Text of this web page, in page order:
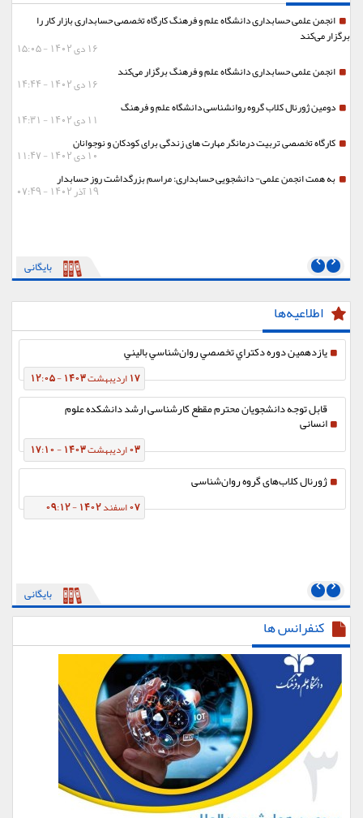
انجمن علمی حسابداری دانشگاه علم و فرهنگ کارگاه تخصصی حسابداری بازار کار را
برگزار می‌کند
16 دی 1402 - 15:05
انجمن علمی حسابداری دانشگاه علم و فرهنگ برگزار می‌کند
16 دی 1402 - 14:44
دومین ژورنال کلاب گروه روانشناسی دانشگاه علم و فرهنگ
11 دی 1402 - 14:31
کارگاه تخصصی تربیت درمانگر مهارت های زندگی برای کودکان و نوجوانان
10 دی 1402 - 11:47
به همت انجمن علمی- دانشجویی حسابداری: مراسم بزرگداشت روز حسابدار
19 آذر 1402 - 07:49
بایگانی
اطلاعیه‌ها
یازدهمین دوره دكتراي تخصصي روان‌شناسي باليني
17 اردیبهشت 1403 - 12:05
قابل توجه دانشجویان محترم مقطع کارشناسی ارشد دانشکده علوم
انسانی
03 اردیبهشت 1403 - 17:10
ژورنال کلاب‌های گروه روان‌شناسی
07 اسفند 1402 - 09:12
بایگانی
کنفرانس ها